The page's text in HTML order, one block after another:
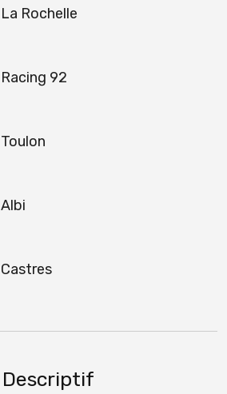
La Rochelle
Racing 92
Toulon
Albi
Castres
Descriptif